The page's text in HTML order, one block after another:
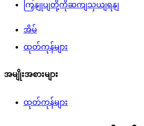
ကြှနျုပျတို့ကိုဆကျသှယျရနျ
အိမ်
ထုတ်ကုန်များ
အမျိုးအစားများ
ထုတ်ကုန်များ